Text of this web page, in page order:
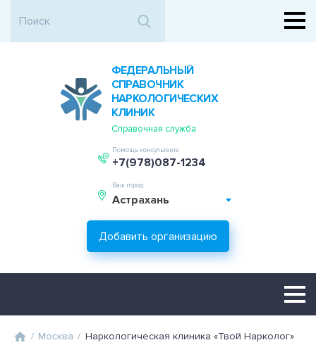
ФЕДЕРАЛЬНЫЙ
СПРАВОЧНИК
НАРКОЛОГИЧЕСКИХ
КЛИНИК
Справочная служба
Помощь консультанта
+7(978)087-1234
Ваш город:
Астрахань
Добавить организацию
/ Москва / Наркологическая клиника «Твой Нарколог»